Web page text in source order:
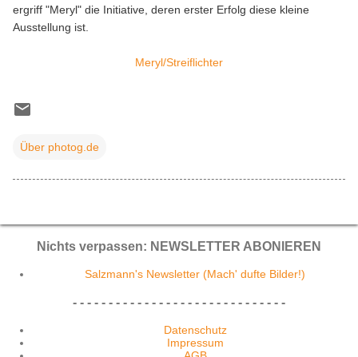
ergriff "Meryl" die Initiative, deren erster Erfolg diese kleine
Ausstellung ist.
Meryl/Streiflichter
Über photog.de
Nichts verpassen: NEWSLETTER ABONIEREN
Salzmann's Newsletter (Mach' dufte Bilder!)
- - - - - - - - - - - - - - - - - - - - - - - - - - - - - -
Datenschutz
Impressum